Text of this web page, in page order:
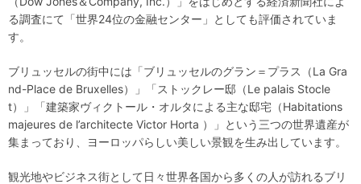
る調査にて「世界24位の金融センター」としても評価されていま
す。
ブリュッセルの街中には「ブリュッセルのグラン＝プラス（La Gra
nd-Place de Bruxelles）」「ストックレー邸（Le palais Stocle
t）」「建築家ヴィクトール・オルタによる主な邸宅（Habitations
majeures de l’architecte Victor Horta ）」という三つの世界遺産が
集まっており、ヨーロッパらしい美しい景観を生み出しています。
観光地やビジネス街として日々世界各国から多くの人が訪れるブリ